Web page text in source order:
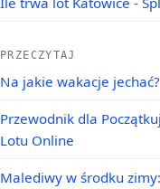
PRZECZYTAJ
Na jakie wakacje jechać?
Przewodnik dla
Lotu Online
Malediwy w środku